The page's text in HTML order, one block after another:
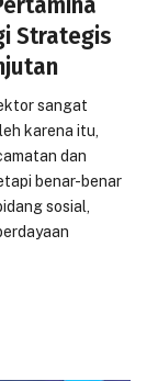
Strategis
sangat
karena itu,
dan
benar-benar
sosial,